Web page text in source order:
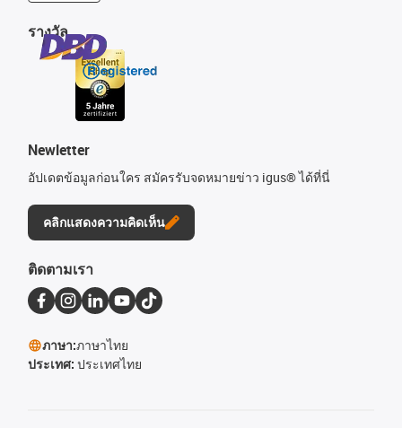
รางวัล
Newletter
อัปเดตข้อมูลก่อนใคร สมัครรับจดหมายข่าว igus® ได้ที่นี่
คลิกแสดงความคิดเห็น
ติดตามเรา
ภาษา:ภาษาไทย
ประเทศ: ประเทศไทย